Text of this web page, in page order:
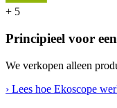
+ 5
Principieel voor
We verkopen alleen
› Lees hoe Ekoscope